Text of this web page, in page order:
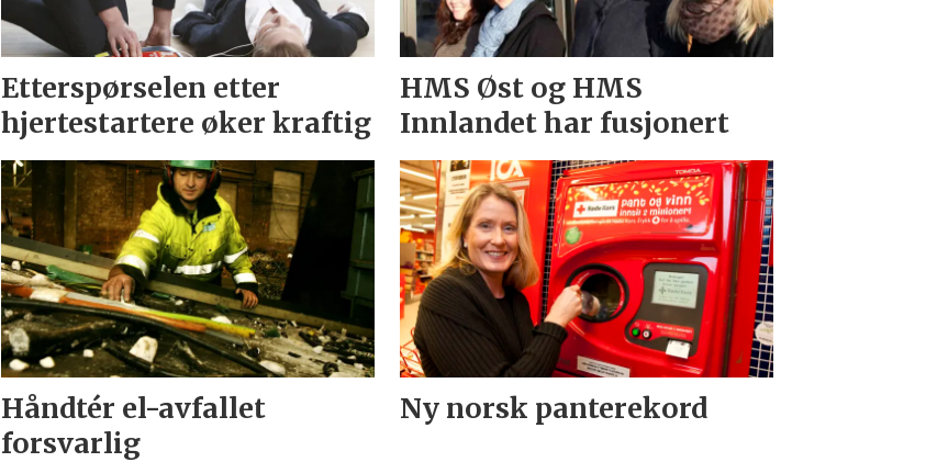
Etterspørselen etter
hjertestartere øker kraftig
HMS Øst og HMS
Innlandet har fusjonert
Håndtér el-avfallet
forsvarlig
Ny norsk panterekord